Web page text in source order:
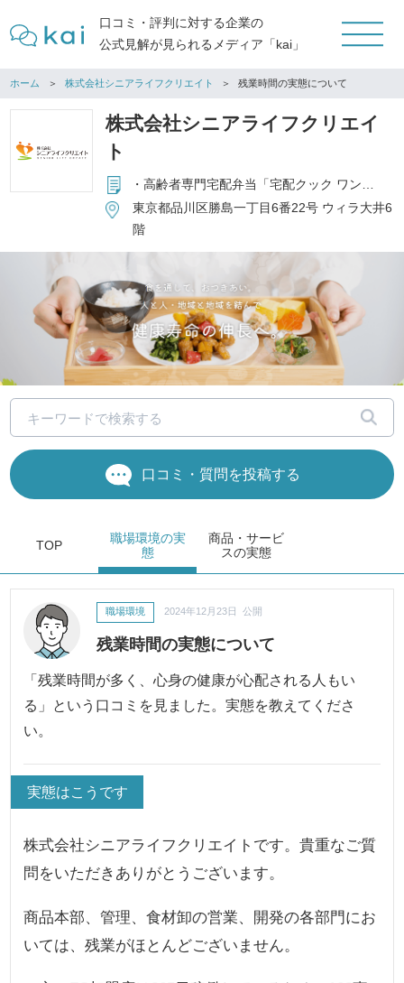
口コミ・評判に対する企業の
公式見解が見られるメディア「kai」
ホーム 株式会社シニアライフクリエイト 残業時間の実態について
株式会社シニアライフクリエイ
ト
・高齢者専門宅配弁当「宅配クック ワン・ツゥ・スリー」 フランチャイズ本部の運営 ・高齢者施設向食材卸事業「特助くん」の運営 ・高齢者向コミュニティサロン「昭和浪漫倶楽部」フランチャイズ本部の運営 ・高齢者施設向厨房受託事業「結の台所」の運営 ・個人向通販事業「健康直球便」の運営
東京都品川区勝島一丁目6番22号 ウィラ大井6
階
口コミ・質問を投稿する
TOP
商品・サービ
スの実態
職場環境の実
態
残業時間の実態について
職場環境 2024年12月23日 公開
「残業時間が多く、心身の健康が心配される人もい
る」という口コミを見ました。実態を教えてくださ
い。
実態はこうです
株式会社シニアライフクリエイトです。貴重なご質
問をいただきありがとうございます。
商品本部、管理、食材卸の営業、開発の各部門にお
いては、残業がほとんどございません。